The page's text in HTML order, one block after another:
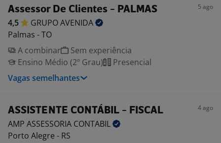
Assessor De Clientes - PALMAS 5 ago
4,5 GRUPOAVENIDA
Palmas - TO
A combinar
Sem experiência
Ensino Médio (2º Grau)
Presencial
Vagas semelhantes
ASSISTENTE CONTÁBIL - FISCAL 4 ago
AMP ASSESSORIA CONTABIL
Porto Alegre - RS